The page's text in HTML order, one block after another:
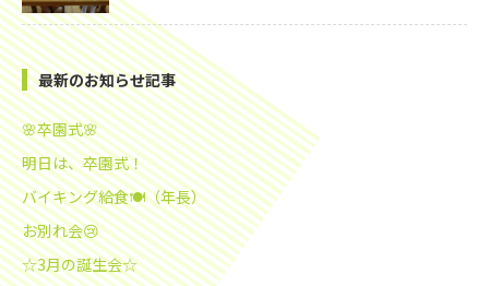
最新のお知らせ記事
🌸卒園式🌸
明日は、卒園式！
バイキング給食🍽️（年長）
お別れ会😢
☆3月の誕生会☆